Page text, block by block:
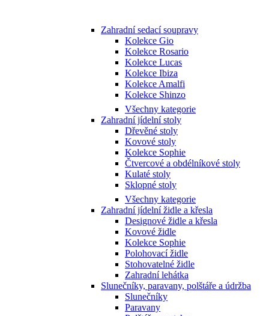
Zahradní sedací soupravy
Kolekce Gio
Kolekce Rosario
Kolekce Lucas
Kolekce Ibiza
Kolekce Amalfi
Kolekce Shinzo
Všechny kategorie
Zahradní jídelní stoly
Dřevěné stoly
Kovové stoly
Kolekce Sophie
Čtvercové a obdélníkové stoly
Kulaté stoly
Sklopné stoly
Všechny kategorie
Zahradní jídelní židle a křesla
Designové židle a křesla
Kovové židle
Kolekce Sophie
Polohovací židle
Stohovatelné židle
Zahradní lehátka
Slunečníky, paravany, polštáře a údržba
Slunečníky
Paravany